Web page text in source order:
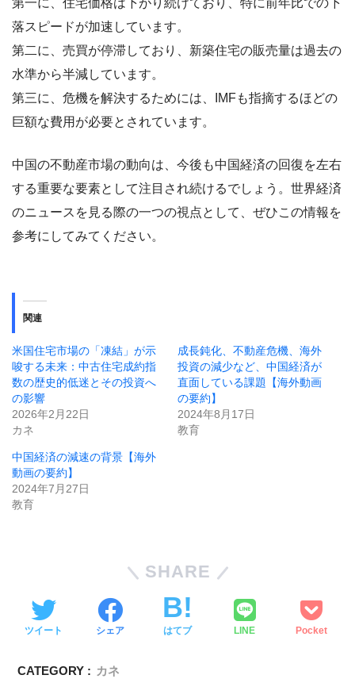
第一に、住宅価格は下がり続けており、特に前年比での下
落スピードが加速しています。
第二に、売買が停滞しており、新築住宅の販売量は過去の
水準から半減しています。
第三に、危機を解決するためには、IMFも指摘するほどの
巨額な費用が必要とされています。
中国の不動産市場の動向は、今後も中国経済の回復を左右
する重要な要素として注目され続けるでしょう。世界経済
のニュースを見る際の一つの視点として、ぜひこの情報を
参考にしてみてください。
関連
米国住宅市場の「凍結」が示
唆する未来：中古住宅成約指
数の歴史的低迷とその投資へ
の影響
2026年2月22日
カネ
成長鈍化、不動産危機、海外
投資の減少など、中国経済が
直面している課題【海外動画
の要約】
2024年8月17日
教育
中国経済の減速の背景【海外
動画の要約】
2024年7月27日
教育
SHARE
ツイート シェア はてブ LINE Pocket
CATEGORY : カネ